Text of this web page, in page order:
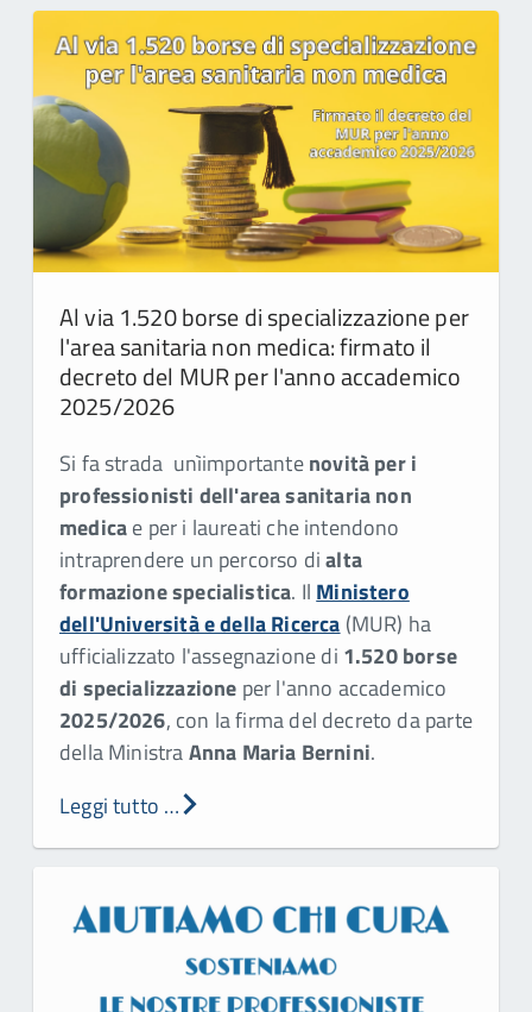
Al via 1.520 borse di specializzazione per
l'area sanitaria non medica: firmato il
decreto del MUR per l'anno accademico
2025/2026
Si fa strada unìimportantenovità per i
professionisti dell'area sanitaria non
medicae per i laureati che intendono
intraprendere un percorso dialta
formazione specialistica. Il Ministero
dell'Università e della Ricerca (MUR) ha
ufficializzato l'assegnazione di 1.520 borse
di specializzazione per l'anno accademico
2025/2026, con la firma del decreto da parte
della MinistraAnna Maria Bernini.
Leggi tutto …